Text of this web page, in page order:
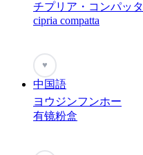
チプリア・コンパッタ
cipria compatta
♥
中国語
ヨウジンフンホー
有镜粉盒